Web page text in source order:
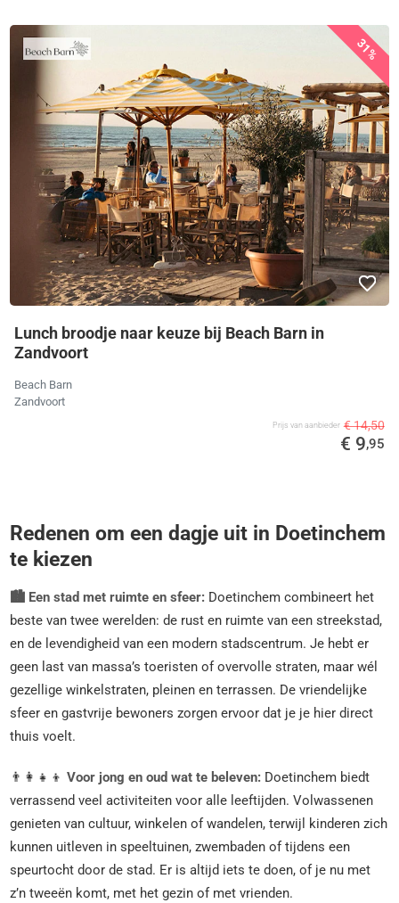
31%
Lunch broodje naar keuze bij Beach Barn in
Zandvoort
Beach Barn
Zandvoort
Prijs van aanbieder € 14,50
€ 9,95
Redenen om een dagje uit in Doetinchem
te kiezen
🏙️ Een stad met ruimte en sfeer: Doetinchem combineert het
beste van twee werelden: de rust en ruimte van een streekstad,
en de levendigheid van een modern stadscentrum. Je hebt er
geen last van massa’s toeristen of overvolle straten, maar wél
gezellige winkelstraten, pleinen en terrassen. De vriendelijke
sfeer en gastvrije bewoners zorgen ervoor dat je je hier direct
thuis voelt.
👨‍👩‍👧‍👦 Voor jong en oud wat te beleven: Doetinchem biedt
verrassend veel activiteiten voor alle leeftijden. Volwassenen
genieten van cultuur, winkelen of wandelen, terwijl kinderen zich
kunnen uitleven in speeltuinen, zwembaden of tijdens een
speurtocht door de stad. Er is altijd iets te doen, of je nu met
z’n tweeën komt, met het gezin of met vrienden.